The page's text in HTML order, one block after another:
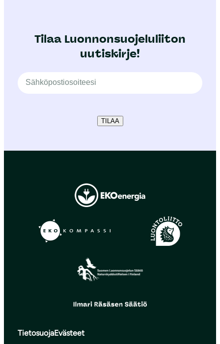
Tilaa Luonnonsuojeluliiton
uutiskirje!
TILAA
TietosuojaEvästeet